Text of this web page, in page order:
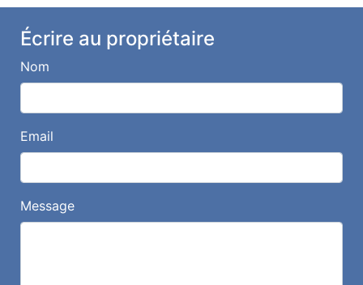
Écrire au propriétaire
Nom
Email
Message